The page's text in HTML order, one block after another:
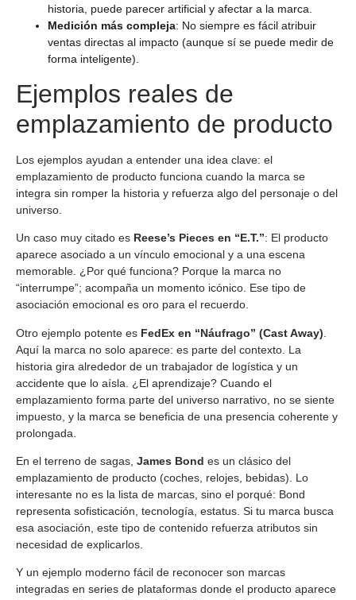
historia, puede parecer artificial y afectar a la marca.
Medición más compleja: No siempre es fácil atribuir
ventas directas al impacto (aunque sí se puede medir de
forma inteligente).
Ejemplos reales de
emplazamiento de producto
Los ejemplos ayudan a entender una idea clave: el
emplazamiento de producto funciona cuando la marca se
integra sin romper la historia y refuerza algo del personaje o del
universo.
Un caso muy citado es Reese’s Pieces en “E.T.”: El producto
aparece asociado a un vínculo emocional y a una escena
memorable. ¿Por qué funciona? Porque la marca no
“interrumpe”; acompaña un momento icónico. Ese tipo de
asociación emocional es oro para el recuerdo.
Otro ejemplo potente es FedEx en “Náufrago” (Cast Away)
Aquí la marca no solo aparece: es parte del contexto. La
historia gira alrededor de un trabajador de logística y un
accidente que lo aísla. ¿El aprendizaje? Cuando el
emplazamiento forma parte del universo narrativo, no se siente
impuesto, y la marca se beneficia de una presencia coherente y
prolongada.
En el terreno de sagas, James Bond es un clásico del
emplazamiento de producto (coches, relojes, bebidas). Lo
interesante no es la lista de marcas, sino el porqué: Bond
representa sofisticación, tecnología, estatus. Si tu marca busca
esa asociación, este tipo de contenido refuerza atributos sin
necesidad de explicarlos.
Y un ejemplo moderno fácil de reconocer son marcas
integradas en series de plataformas donde el producto aparece